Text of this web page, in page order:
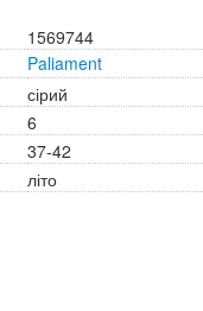
1569744
Paliament
сірий
6
37-42
літо